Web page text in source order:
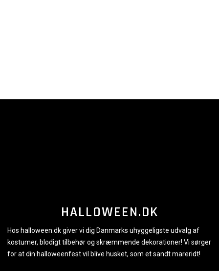
HALLOWEEN.DK
Hos halloween.dk giver vi dig Danmarks uhyggeligste udvalg af
kostumer, blodigt tilbehør og skræmmende dekorationer! Vi sørger
for at din halloweenfest vil blive husket, som et sandt mareridt!